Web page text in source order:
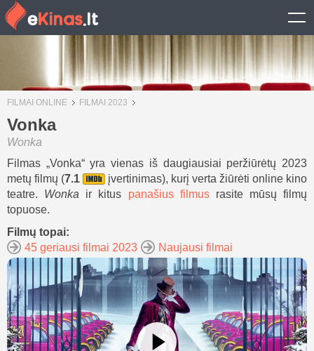
FILMAI ONLINE FILMAI 2023
Vonka
Wonka
Filmas „Vonka“ yra vienas iš daugiausiai peržiūrėtų 2023
metų filmų (7.1
įvertinimas), kurį verta žiūrėti online kino
teatre. Wonka ir kitus panašius filmusrasite mūsų filmų
topuose.
Filmų topai:
45 geriausi filmai 2023
Naujausi filmai